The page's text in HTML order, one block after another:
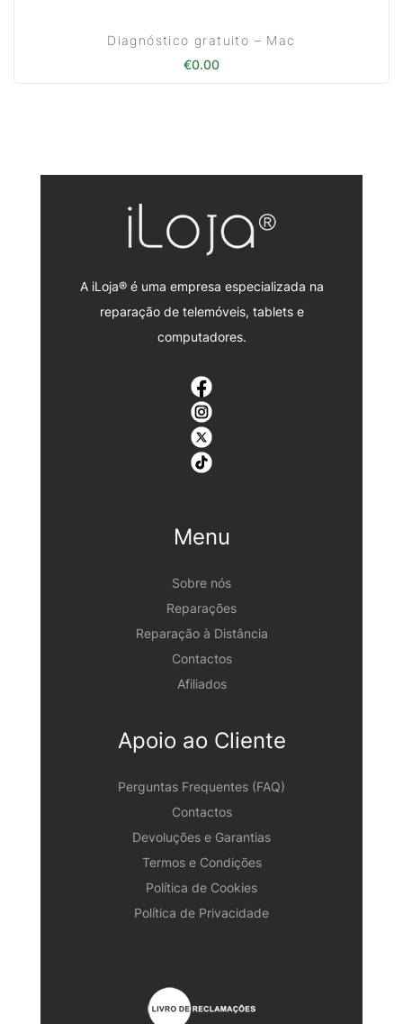
Diagnóstico gratuito – Mac
€0.00
A iLoja® é uma empresa especializada na
reparação de telemóveis, tablets e
computadores.
Menu
Sobre nós
Reparações
Reparação à Distância
Contactos
Afiliados
Apoio ao Cliente
Perguntas Frequentes (FAQ)
Contactos
Devoluções e Garantias
Termos e Condições
Política de Cookies
Política de Privacidade